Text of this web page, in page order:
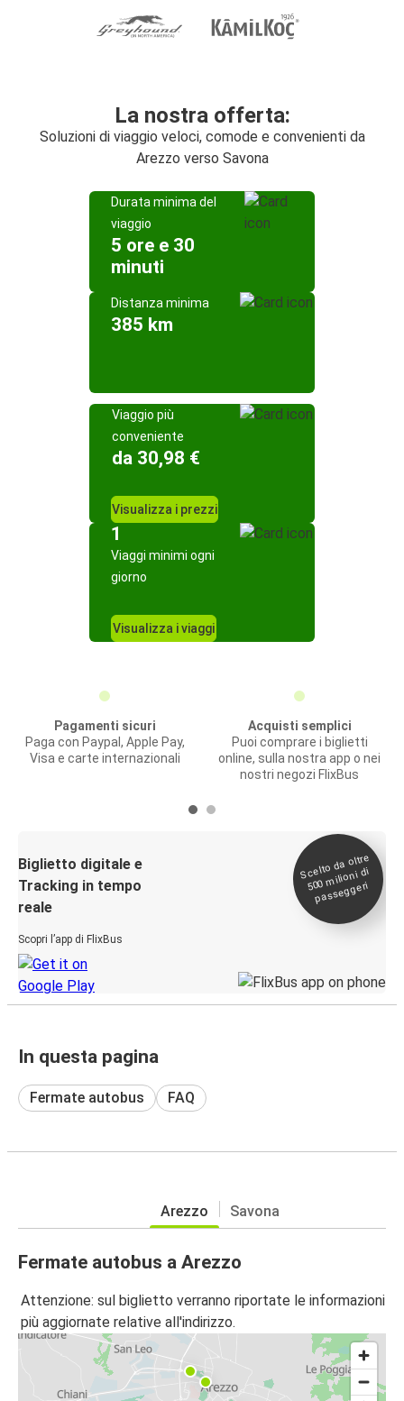
La nostra offerta:
Soluzioni di viaggio veloci, comode e convenienti da
Arezzo verso Savona
Durata minima del
viaggio
5 ore e 30
minuti
Distanza minima
385 km
Viaggio più
conveniente
da 30,98 €
Visualizza i prezzi
1
Viaggi minimi ogni
giorno
Visualizza i viaggi
Pagamenti sicuri
Paga con Paypal, Apple Pay,
Visa e carte internazionali
Acquisti semplici
Puoi comprare i biglietti
online, sulla nostra app o nei
nostri negozi FlixBus
Biglietto digitale e
Tracking in tempo
reale
Scopri l’app di FlixBus
Scelto da oltre
500
milioni di
passeggeri
In questa pagina
Fermate autobus FAQ
Arezzo Savona
Fermate autobus a Arezzo
Attenzione: sul biglietto verranno riportate le informazioni
più aggiornate relative all'indirizzo.